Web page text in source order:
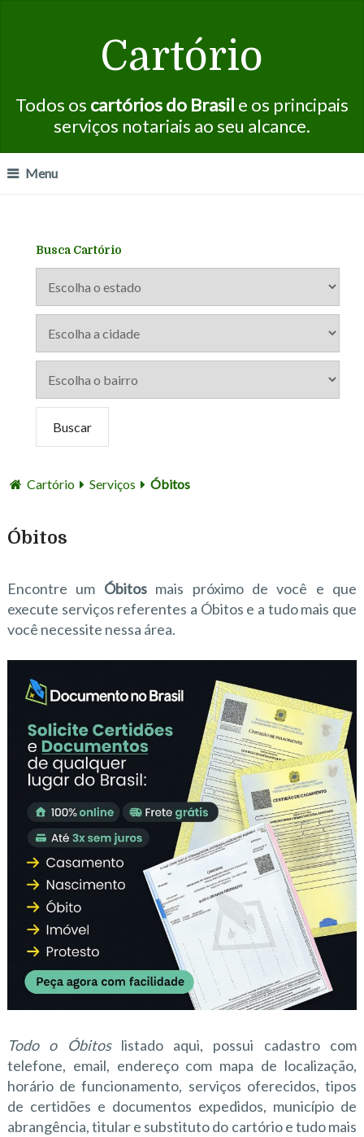
Cartório
Todos os cartórios do Brasil e os principais
serviços notariais ao seu alcance.
Menu
Busca Cartório
Cartório Serviços Óbitos
Óbitos
Encontre um Óbitosmais próximo de você e que
execute serviços referentes a Óbitos e a tudo mais que
você necessite nessa área.
Todo o Óbitoslistado aqui, possui cadastro com
telefone, email, endereço com mapa de localização,
horário de funcionamento, serviços oferecidos, tipos
de certidões e documentos expedidos, município de
abrangência, titular e substituto do cartório e tudo mais